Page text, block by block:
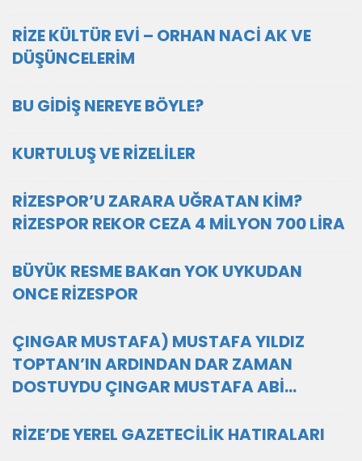
RİZE KÜLTÜR EVİ – ORHAN NACİ AK VE
DÜŞÜNCELERİM
BU GİDİŞ NEREYE BÖYLE?
KURTULUŞ VE RİZELİLER
RİZESPOR’U ZARARA UĞRATAN KİM?
RİZESPOR REKOR CEZA 4 MİLYON 700 LİRA
BÜYÜK RESME BAKan YOK UYKUDAN
ONCE RİZESPOR
ÇINGAR MUSTAFA) MUSTAFA YILDIZ
TOPTAN’IN ARDINDAN DAR ZAMAN
DOSTUYDU ÇINGAR MUSTAFA ABİ…
RİZE’DE YEREL GAZETECİLİK HATIRALARI